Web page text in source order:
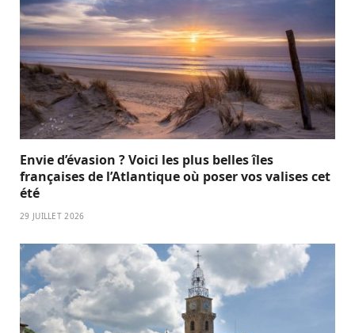
Envie d’évasion ? Voici les plus belles îles
françaises de l’Atlantique où poser vos valises cet
été
29 JUILLET 2026